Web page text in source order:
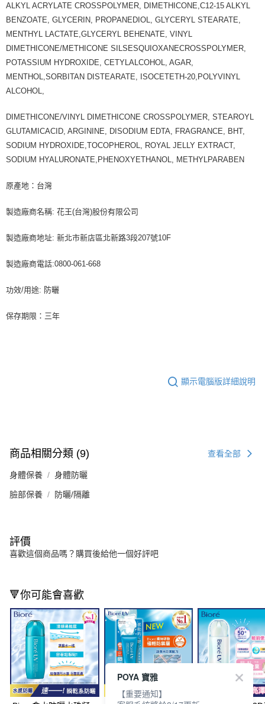
ALKYL ACRYLATE CROSSPOLYMER, DIMETHICONE,C12-15 ALKYL
BENZOATE, GLYCERIN, PROPANEDIOL, GLYCERYL STEARATE,
MENTHYL LACTATE,GLYCERYL BEHENATE, VINYL
DIMETHICONE/METHICONE SILSESQUIOXANECROSSPOLYMER,
POTASSIUM HYDROXIDE, CETYLALCOHOL, AGAR,
MENTHOL,SORBITAN DISTEARATE, ISOCETETH-20,POLYVINYL
ALCOHOL,
DIMETHICONE/VINYL DIMETHICONE CROSSPOLYMER, STEAROYL
GLUTAMICACID, ARGININE, DISODIUM EDTA, FRAGRANCE, BHT,
SODIUM HYDROXIDE,TOCOPHEROL, ROYAL JELLY EXTRACT,
SODIUM HYALURONATE,PHENOXYETHANOL, METHYLPARABEN
原產地：台灣
製造廠商名稱: 花王(台灣)股份有限公司
製造廠商地址: 新北市新店區北新路3段207號10F
製造廠商電話:0800-061-668
功效/用途: 防曬
保存期限：三年
顯示電腦版詳細說明
商品相關分類 (9) 查看全部
身體保養 身體防曬
臉部保養 防曬/隔離
評價
喜歡這個商品嗎？購買後給他一個好評吧
🔻你可能會喜歡
POYA 寶雅
【重要通知】